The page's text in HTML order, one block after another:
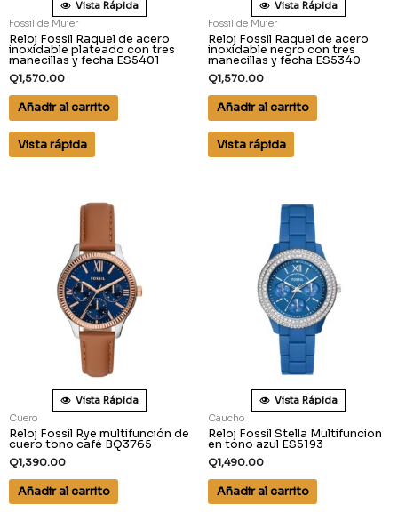
Vista Rápida
Fossil de Mujer
Reloj Fossil Raquel de acero
inoxidable plateado con tres
manecillas y fecha ES5401
Q1,570.00
Añadir al carrito
Vista rápida
Vista Rápida
Fossil de Mujer
Reloj Fossil Raquel de acero
inoxidable negro con tres
manecillas y fecha ES5340
Q1,570.00
Añadir al carrito
Vista rápida
Vista Rápida
Cuero
Reloj Fossil Rye multifunción de
cuero tono café BQ3765
Q1,390.00
Añadir al carrito
Vista Rápida
Caucho
Reloj Fossil Stella Multifuncion
en tono azul ES5193
Q1,490.00
Añadir al carrito